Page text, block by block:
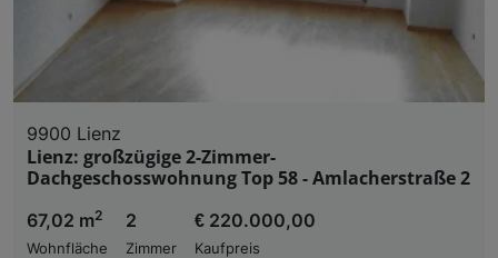
9900 Lienz
Lienz: großzügige 2-Zimmer-
Dachgeschosswohnung Top 58 - Amlacherstraße 2
67,02 m2
Wohnfläche
2
Zimmer
€ 220.000,00
Kaufpreis